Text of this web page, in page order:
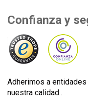
Confianza y
Adherimos a
nuestra calidad..